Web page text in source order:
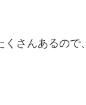
くさんあるので、